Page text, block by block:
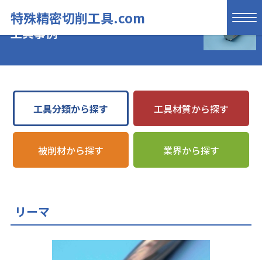
特殊精密切削工具.com
工具事例
工具分類から探す 工具材質から探す
被削材から探す 業界から探す
リーマ